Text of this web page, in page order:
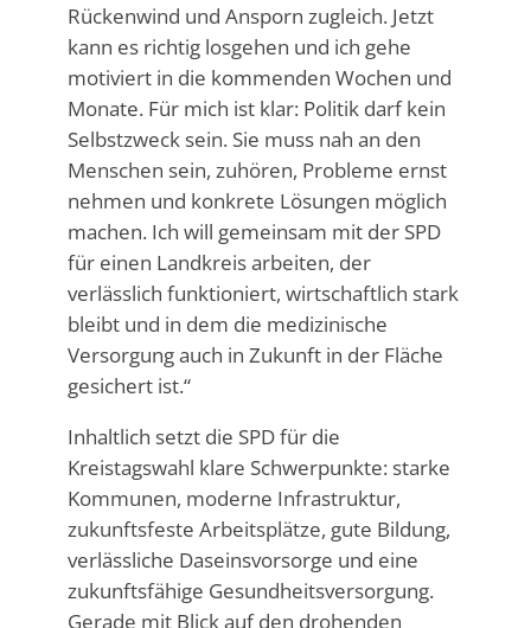
Rückenwind und Ansporn zugleich. Jetzt
kann es richtig losgehen und ich gehe
motiviert in die kommenden Wochen und
Monate. Für mich ist klar: Politik darf kein
Selbstzweck sein. Sie muss nah an den
Menschen sein, zuhören, Probleme ernst
nehmen und konkrete Lösungen möglich
machen. Ich will gemeinsam mit der SPD
für einen Landkreis arbeiten, der
verlässlich funktioniert, wirtschaftlich stark
bleibt und in dem die medizinische
Versorgung auch in Zukunft in der Fläche
gesichert ist.“
Inhaltlich setzt die SPD für die
Kreistagswahl klare Schwerpunkte: starke
Kommunen, moderne Infrastruktur,
zukunftsfeste Arbeitsplätze, gute Bildung,
verlässliche Daseinsvorsorge und eine
zukunftsfähige Gesundheitsversorgung.
Gerade mit Blick auf den drohenden